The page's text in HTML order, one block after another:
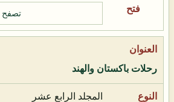
تصفح
رحلات باكستان والهند
المجلد الرابع عشر